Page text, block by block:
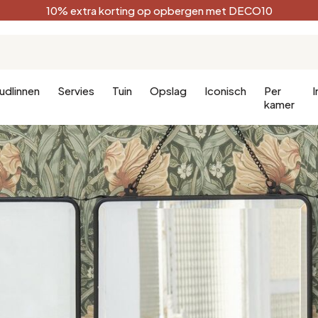
10% extra korting op opbergen met DECO10
Servies Tuin Opslag Iconisch
Per
kamer
Keuken
Keukenmeubels
Keukenverlichting
Badkamer
Badkamer
Terracotta
Zwart
Wit
Bosgroen
Celadon
Pauwblauw
Gouden